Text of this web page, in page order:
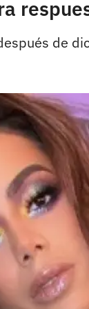
de